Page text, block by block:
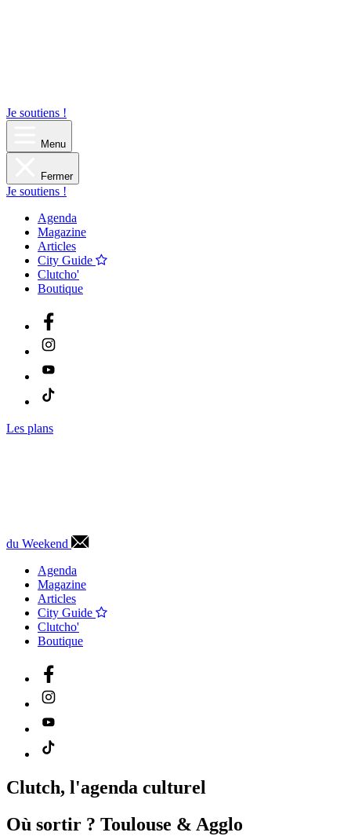
Je soutiens !
Menu
Fermer
Je soutiens !
Agenda
Magazine
Articles
City Guide
Clutcho'
Boutique
Les plans
du Weekend
Agenda
Magazine
Articles
City Guide
Clutcho'
Boutique
Clutch, l'agenda culturel
Où sortir ? Toulouse & Agglo